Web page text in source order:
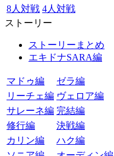
8人対戦 4人対戦
ストーリー
ストーリーまとめ
エキドナSARA編
マドゥ編
ゼラ編
リーチェ編 ヴェロア編
サレーネ編 完結編
修行編
決戦編
カリン編
ハク編